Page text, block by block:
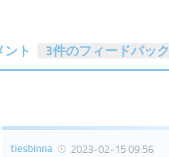
ント 3件のフィードバック
tiesbinna 2023-02-15 09:56